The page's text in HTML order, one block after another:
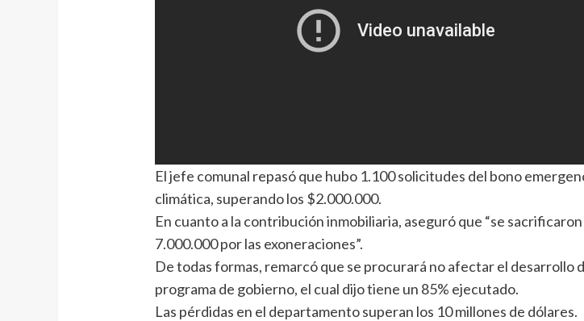
El jefe comunal repasó que hubo 1.100 solicitudes del bono
climática, superando los $2.000.000.
En cuanto a la contribución inmobiliaria, aseguró que “se sacrificaron
7.000.000 por las exoneraciones”.
De todas formas, remarcó que se procurará no afectar el desarrollo
programa de gobierno, el cual dijo tiene un 85% ejecutado.
Las pérdidas en el departamento superan los 10 millones de dólares.